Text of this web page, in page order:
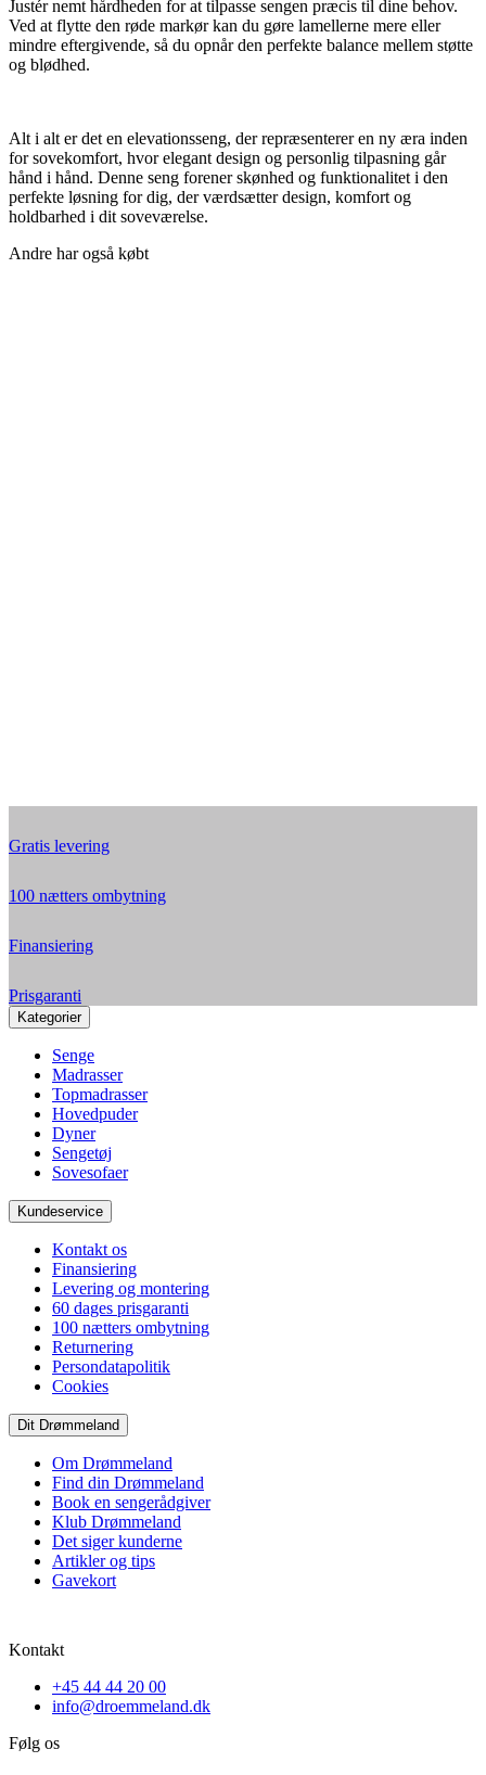
Justér nemt hårdheden for at tilpasse sengen præcis til dine behov.
Ved at flytte den røde markør kan du gøre lamellerne mere eller
mindre eftergivende, så du opnår den perfekte balance mellem støtte
og blødhed.
Alt i alt er det en elevationsseng, der repræsenterer en ny æra inden
for sovekomfort, hvor elegant design og personlig tilpasning går
hånd i hånd. Denne seng forener skønhed og funktionalitet i den
perfekte løsning for dig, der værdsætter design, komfort og
holdbarhed i dit soveværelse.
Andre har også købt
Gratis levering
100 nætters ombytning
Finansiering
Prisgaranti
Kategorier
Senge
Madrasser
Topmadrasser
Hovedpuder
Dyner
Sengetøj
Sovesofaer
Kundeservice
Kontakt os
Finansiering
Levering og montering
60 dages prisgaranti
100 nætters ombytning
Returnering
Persondatapolitik
Cookies
Dit Drømmeland
Om Drømmeland
Find din Drømmeland
Book en sengerådgiver
Klub Drømmeland
Det siger kunderne
Artikler og tips
Gavekort
Kontakt
+45 44 44 20 00
info@droemmeland.dk
Følg os